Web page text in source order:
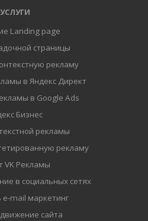
УСЛУГИ
Landing page
страницы
рекламу
в Яндекс Директ
в Google Ads
Бизнес
рекламы
рекламу
VK Рекламы
в социальных сетях
e-mail маркетинг
сайта